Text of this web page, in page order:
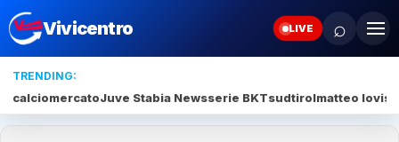
Vivicentro LIVE ⌕
TRENDING:
calciomercatoJuve Stabia Newsserie BKTsudtirolmatteo lovisa